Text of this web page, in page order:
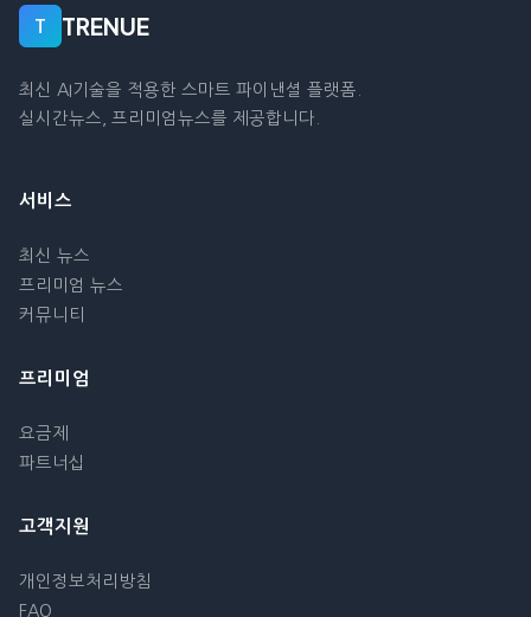
T TRENUE
최신 AI기술을 적용한 스마트 파이낸셜 플랫폼.
실시간뉴스, 프리미엄뉴스를 제공합니다.
서비스
최신 뉴스
프리미엄 뉴스
커뮤니티
프리미엄
요금제
파트너십
고객지원
개인정보처리방침
FAQ